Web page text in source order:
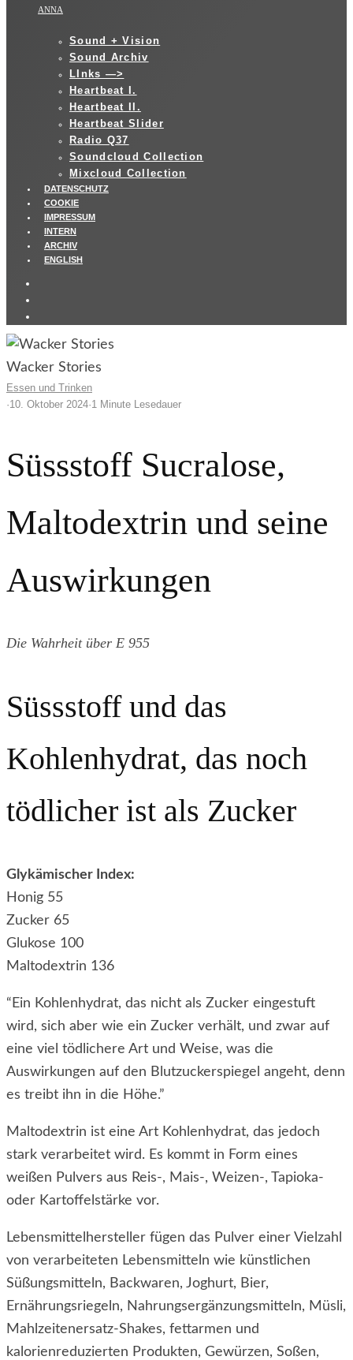
ANNA
Sound + Vision
Sound Archiv
LInks —>
Heartbeat I.
Heartbeat II.
Heartbeat Slider
Radio Q37
Soundcloud Collection
Mixcloud Collection
DATENSCHUTZ
COOKIE
IMPRESSUM
INTERN
ARCHIV
ENGLISH
Wacker Stories
Essen und Trinken
·10. Oktober 2024·1 Minute Lesedauer
Süssstoff Sucralose,
Maltodextrin und seine
Auswirkungen
Die Wahrheit über E 955
Süssstoff und das
Kohlenhydrat, das noch
tödlicher ist als Zucker
Glykämischer Index:
Honig 55
Zucker 65
Glukose 100
Maltodextrin 136
“Ein Kohlenhydrat, das nicht als Zucker eingestuft
wird, sich aber wie ein Zucker verhält, und zwar auf
eine viel tödlichere Art und Weise, was die
Auswirkungen auf den Blutzuckerspiegel angeht, denn
es treibt ihn in die Höhe.”
Maltodextrin ist eine Art Kohlenhydrat, das jedoch
stark verarbeitet wird. Es kommt in Form eines
weißen Pulvers aus Reis-, Mais-, Weizen-, Tapioka-
oder Kartoffelstärke vor.
Lebensmittelhersteller fügen das Pulver einer Vielzahl
von verarbeiteten Lebensmitteln wie künstlichen
Süßungsmitteln, Backwaren, Joghurt, Bier,
Ernährungsriegeln, Nahrungsergänzungsmitteln, Müsli,
Mahlzeitenersatz-Shakes, fettarmen und
kalorienreduzierten Produkten, Gewürzen, Soßen,